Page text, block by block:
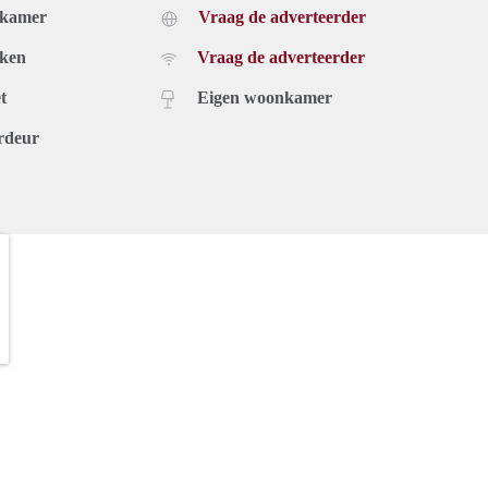
Vraag de adverteerder
Vraag de adverteerder
Eigen woonkamer